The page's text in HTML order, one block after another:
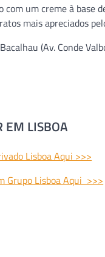
com um creme à
mais apreciados
(Av. Conde
EM LISBOA
Lisboa Aqui >>>
Grupo Lisboa Aqui >>>